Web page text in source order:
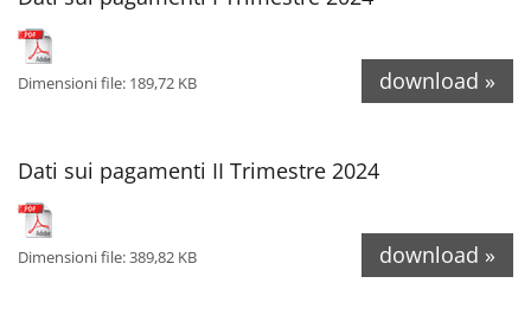
Dimensioni file: 189,72 KB download »
Dati sui pagamenti II Trimestre 2024
Dimensioni file: 389,82 KB download »